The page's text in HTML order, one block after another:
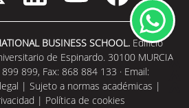
BUSINESS SCHOOL. Edificio
de Espinardo. 30100 MURCIA
899, Fax: 868 884 133 · Email:
| Sujeto a normas académicas |
| Política de cookies